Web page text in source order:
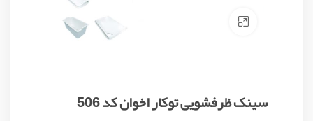
سینک ظرفشویی توکار اخوان کد 506